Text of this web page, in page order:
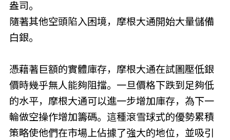
盎司。
隨著其他空頭陷入困境，摩根大通開始大量儲備
白銀。
憑藉著巨額的實體庫存，摩根大通在試圖壓低銀
價時幾乎無人能夠阻擋。一旦價格下跌到足夠低
的水平，摩根大通可以進一步增加庫存，為下一
輪做空操作增加籌碼。這種滾雪球式的優勢累積
策略使他們在市場上佔據了強大的地位，並吸引